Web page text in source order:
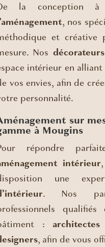
la conception
, nos
et
Nos décorateurs
intérieur en
vos envies, afin de
personnalité.
sur
à Mougins
répondre
intérieur
une
. Nos
:
, afin de vous